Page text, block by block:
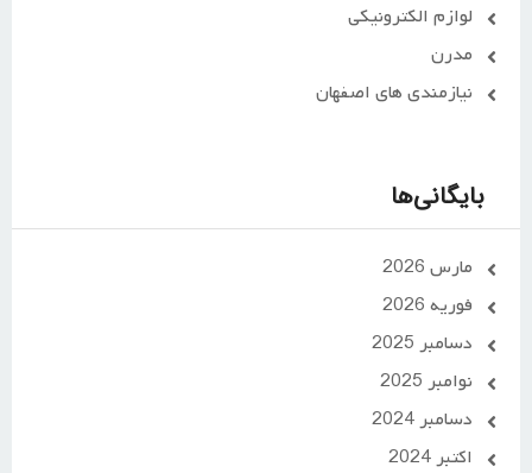
لوازم الکترونیکی
مدرن
نیازمندی های اصفهان
بایگانی‌ها
مارس 2026
فوریه 2026
دسامبر 2025
نوامبر 2025
دسامبر 2024
اکتبر 2024